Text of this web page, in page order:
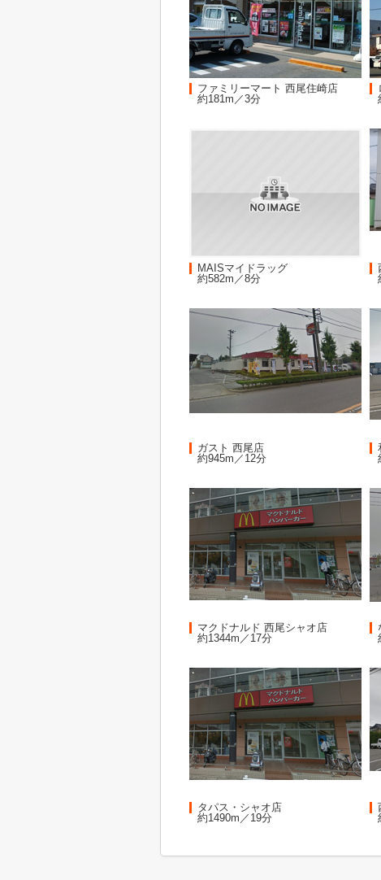
ファミリーマート 西尾住崎店
約181m／3分
MAISマイドラッグ
約582m／8分
ガスト 西尾店
約945m／12分
マクドナルド 西尾シャオ店
約1344m／17分
タパス・シャオ店
約1490m／19分